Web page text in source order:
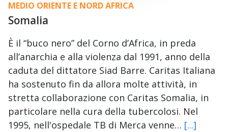
MEDIO ORIENTE E NORD AFRICA
Somalia
È il “buco nero” del Corno d’Africa, in preda
all’anarchia e alla violenza dal 1991, anno della
caduta del dittatore Siad Barre. Caritas Italiana
ha sostenuto fin da allora molte attività, in
stretta collaborazione con Caritas Somalia, in
particolare nella cura della tubercolosi. Nel
1995, nell'ospedale TB di Merca venne… [...]